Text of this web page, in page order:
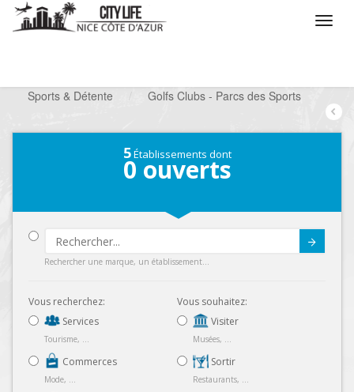
Sports & Détente
/ Golfs Clubs - Parcs des Sports
5Établissements dont
0 ouverts
Rechercher une marque, un établissement...
Vous recherchez:
Services
Tourisme, ...
Commerces
Mode, ...
Vous souhaitez:
Visiter
Musées, ...
Sortir
Restaurants, ...